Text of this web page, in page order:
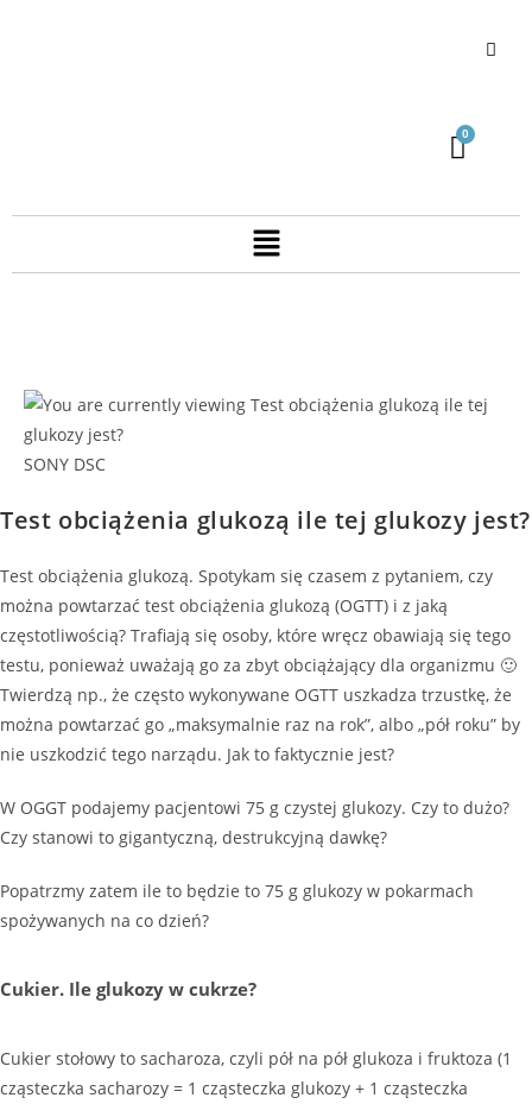
SONY DSC
Test obciążenia glukozą ile tej glukozy jest?
Test obciążenia glukozą. Spotykam się czasem z pytaniem, czy
można powtarzać test obciążenia glukozą (OGTT) i z jaką
częstotliwością? Trafiają się osoby, które wręcz obawiają się tego
testu, ponieważ uważają go za zbyt obciążający dla organizmu 🙂
Twierdzą np., że często wykonywane OGTT uszkadza trzustkę, że
można powtarzać go „maksymalnie raz na rok”, albo „pół roku” by
nie uszkodzić tego narządu. Jak to faktycznie jest?
W OGGT podajemy pacjentowi 75 g czystej glukozy. Czy to dużo?
Czy stanowi to gigantyczną, destrukcyjną dawkę?
Popatrzmy zatem ile to będzie to 75 g glukozy w pokarmach
spożywanych na co dzień?
Cukier. Ile glukozy w cukrze?
Cukier stołowy to sacharoza, czyli pół na pół glukoza i fruktoza (1
cząsteczka sacharozy = 1 cząsteczka glukozy + 1 cząsteczka